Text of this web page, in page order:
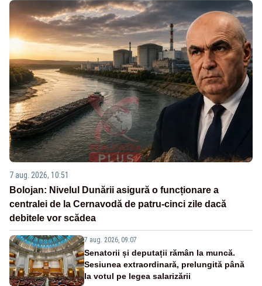
7 aug. 2026, 10:51
Bolojan: Nivelul Dunării asigură o funcționare a
centralei de la Cernavodă de patru-cinci zile dacă
debitele vor scădea
7 aug. 2026, 09:07
Senatorii și deputații rămân la muncă.
Sesiunea extraordinară, prelungită până
la votul pe legea salarizării